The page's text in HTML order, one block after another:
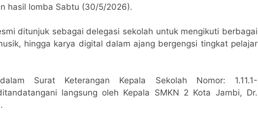
hasil lomba Sabtu (30/5/2026).
ditunjuk sebagai delegasi sekolah untuk mengikuti berbagai
hingga karya digital dalam ajang bergengsi tingkat pelajar
Surat Keterangan Kepala Sekolah Nomor: 1.11.1-
langsung oleh Kepala SMKN 2 Kota Jambi, Dr.